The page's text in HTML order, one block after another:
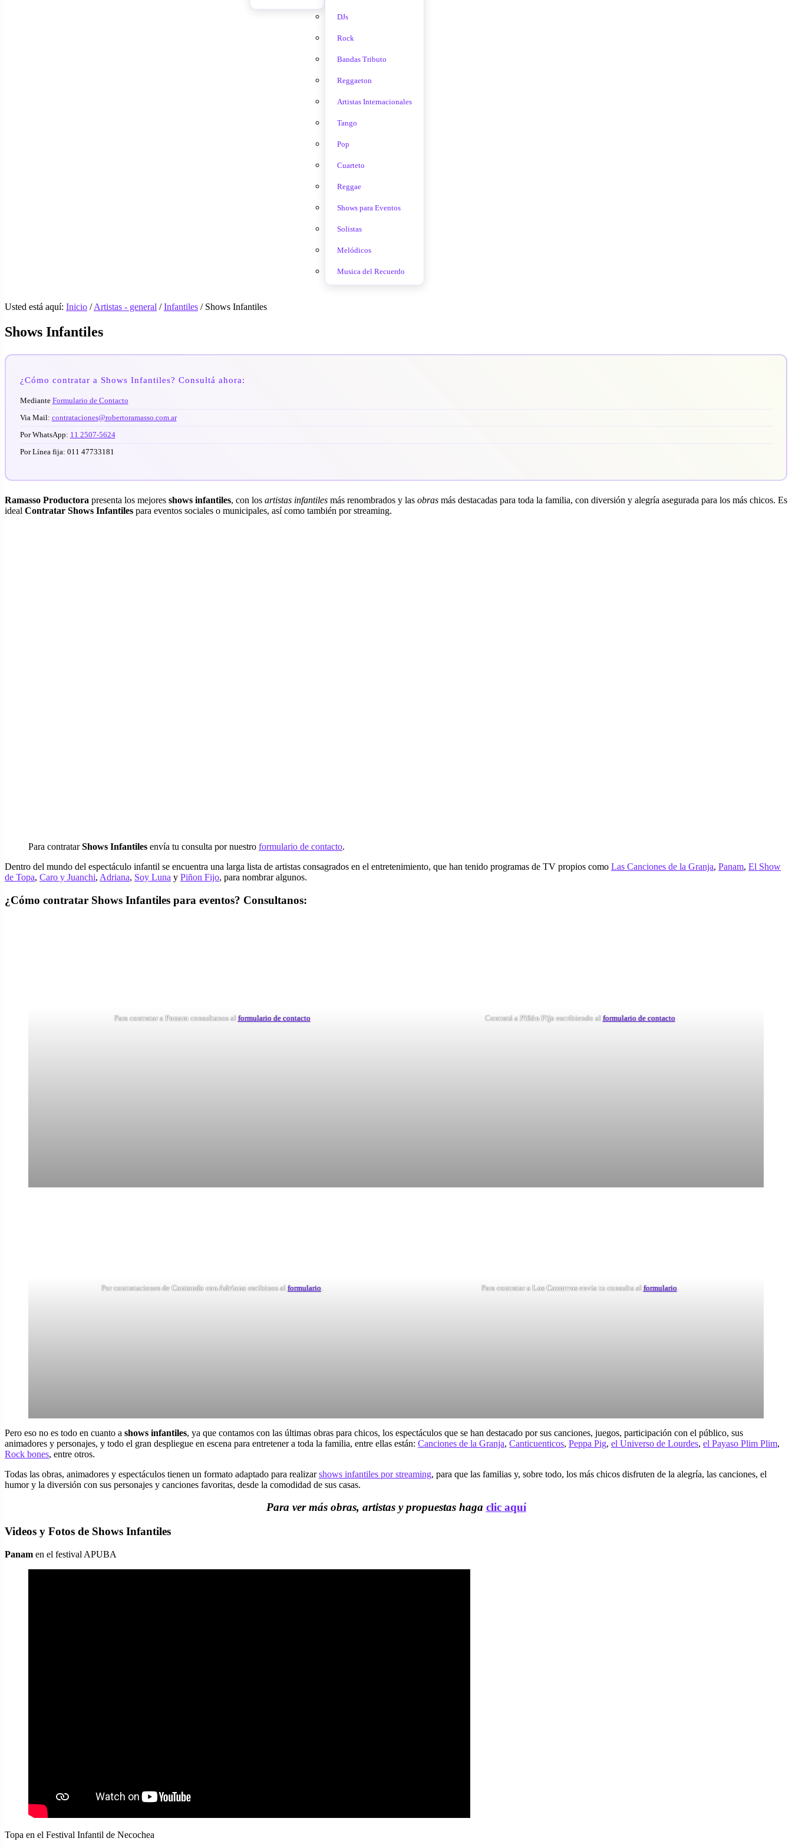
DJs
Rock
Bandas Tributo
Reggaeton
Artistas Internacionales
Tango
Pop
Cuarteto
Reggae
Shows para Eventos
Solistas
Melódicos
Musica del Recuerdo
Usted está aquí: Inicio / Artistas - general / Infantiles /Shows Infantiles
Shows Infantiles
¿Cómo contratar a Shows Infantiles? Consultá ahora:
Mediante Formulario de Contacto
Via Mail: contrataciones@robertoramasso.com.ar
Por WhatsApp: 11 2507-5624
Por Línea fija: 011 47733181
Ramasso Productora presenta los mejores shows infantiles, con los artistas infantiles más renombrados y las obras más destacadas para toda la familia, con diversión y alegría asegurada para los más chicos. Es
ideal Contratar Shows Infantiles para eventos sociales o municipales, así como también por streaming.
Para contratarShows Infantiles envía tu consulta por nuestro formulario de contacto.
Dentro del mundo del espectáculo infantil se encuentra una larga lista de artistas consagrados en el entretenimiento, que han tenido programas de TV propios como Las Canciones de la Granja, Panam, El Show
de Topa, Caro y Juanchi, Adriana, Soy Luna y Piñon Fijo, para nombrar algunos.
¿Cómo contratar Shows Infantiles para eventos? Consultanos:
Para contratar a Panamconsultanos al formulario de contacto Contratá a Piñón Fijoescribiendo al formulario de contacto
Por contrataciones de Cantando con Adriana escibinos al formulario. Para contratar a Los Cazurrosenvía tu consulta al formulario.
Pero eso no es todo en cuanto a shows infantiles, ya que contamos con las últimas obras para chicos, los espectáculos que se han destacado por sus canciones, juegos, participación con el público, sus
animadores y personajes, y todo el gran despliegue en escena para entretener a toda la familia, entre ellas están: Canciones de la Granja, Canticuenticos, Peppa Pig, el Universo de Lourdes, el Payaso Plim Plim,
Rock bones, entre otros.
Todas las obras, animadores y espectáculos tienen un formato adaptado para realizarshows infantiles por streaming, para que las familias y, sobre todo, los más chicos disfruten de la alegría, las canciones, el
humor y la diversión con sus personajes y canciones favoritas, desde la comodidad de sus casas.
Para ver más obras, artistas y propuestas haga clic aquí
Videos y Fotos de Shows Infantiles
Panam en el festival APUBA
Topa en el Festival Infantil de Necochea